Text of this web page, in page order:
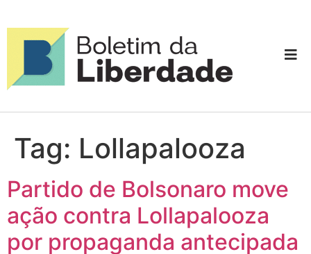
Tag: Lollapalooza
Partido de Bolsonaro move
ação contra Lollapalooza
por propaganda antecipada